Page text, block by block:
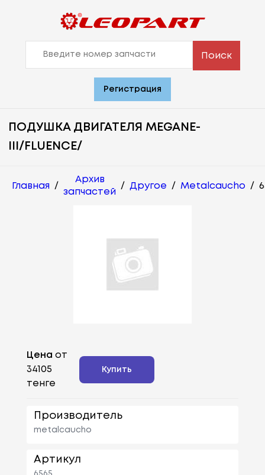
Поиск
Регистрация
ПОДУШКА ДВИГАТЕЛЯ MEGANE-
III/FLUENCE/
Главная /
Архив
запчастей
/ Другое / Metalcaucho /
Цена от
34105
тенге
Купить
Производитель
metalcaucho
Артикул